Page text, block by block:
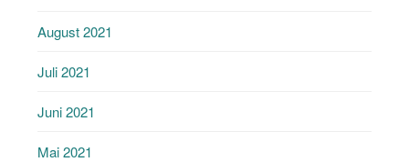
August 2021
Juli 2021
Juni 2021
Mai 2021